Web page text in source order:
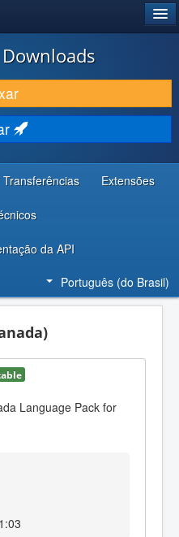
Downloads
Transferências Extensões
da API
Português (do Brasil)
Language Pack for